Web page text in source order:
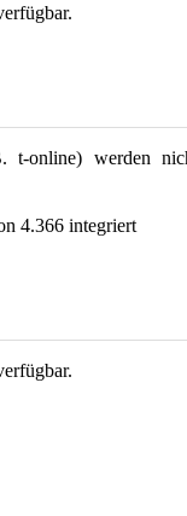
t-online) werden
4.366 integriert